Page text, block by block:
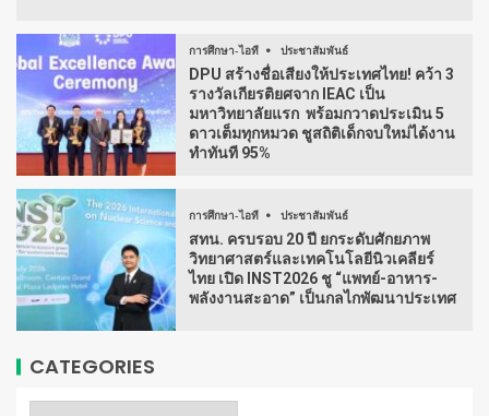
การศึกษา-ไอที ประชาสัมพันธ์
DPU สร้างชื่อเสียงให้ประเทศไทย! คว้า 3
รางวัลเกียรติยศจาก IEAC เป็น
มหาวิทยาลัยแรก พร้อมกวาดประเมิน 5
ดาวเต็มทุกหมวด ชูสถิติเด็กจบใหม่ได้งาน
ทำทันที 95%
การศึกษา-ไอที ประชาสัมพันธ์
สทน. ครบรอบ 20 ปี ยกระดับศักยภาพ
วิทยาศาสตร์และเทคโนโลยีนิวเคลียร์
ไทย เปิด INST2026 ชู “แพทย์-อาหาร-
พลังงานสะอาด” เป็นกลไกพัฒนาประเทศ
CATEGORIES